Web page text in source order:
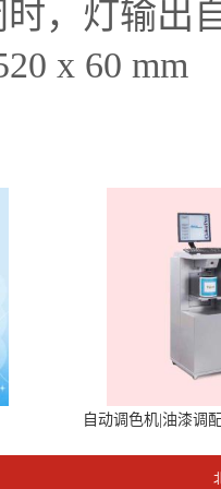
灯输出
x 60 mm
自动调色机|油漆调